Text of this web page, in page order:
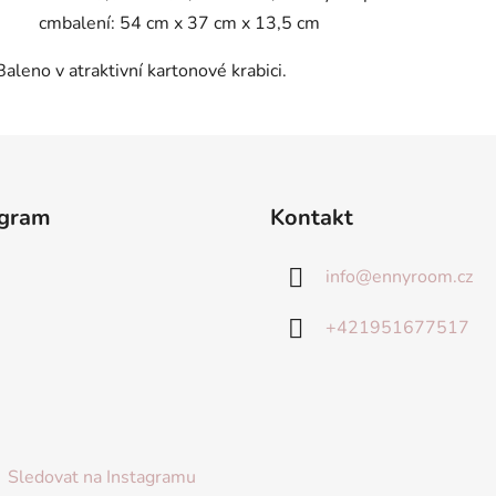
cmbalení: 54 cm x 37 cm x 13,5 cm
v atraktivní kartonové krabici.
Sledovat na Instagramu
Kontakt
info@ennyroom.cz
+421951677517